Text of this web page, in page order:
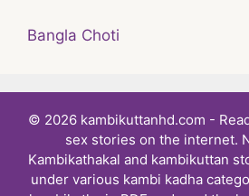
Bangla Choti
© 2026 kambikuttanhd.com -
sex stories on the internet.
Kambikathakal and kambikuttan
under various kambi kadha